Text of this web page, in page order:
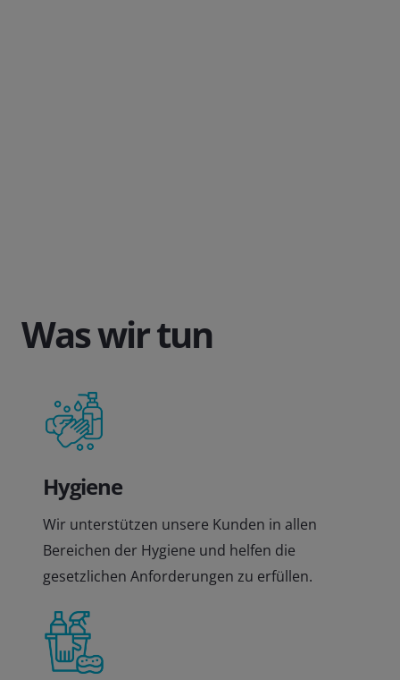
Was wir tun
Hygiene
Wir unterstützen unsere Kunden in allen
Bereichen der Hygiene und helfen die
gesetzlichen Anforderungen zu erfüllen.